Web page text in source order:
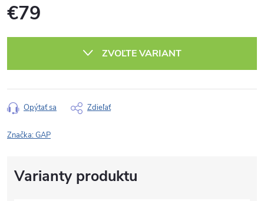
€79
ZVOĽTE VARIANT
Opýtať sa Zdieľať
Značka:GAP